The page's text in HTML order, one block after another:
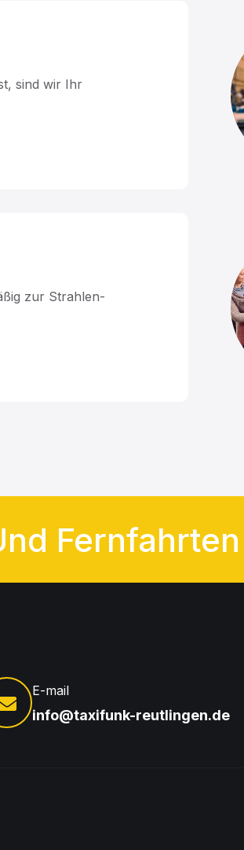
sind wir Ihr
zur Strahlen-
– Und
E-mail
info@taxifunk-reutlingen.de